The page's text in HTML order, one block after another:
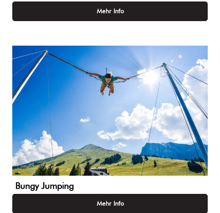
Mehr Info
Bungy Jumping
Mehr Info